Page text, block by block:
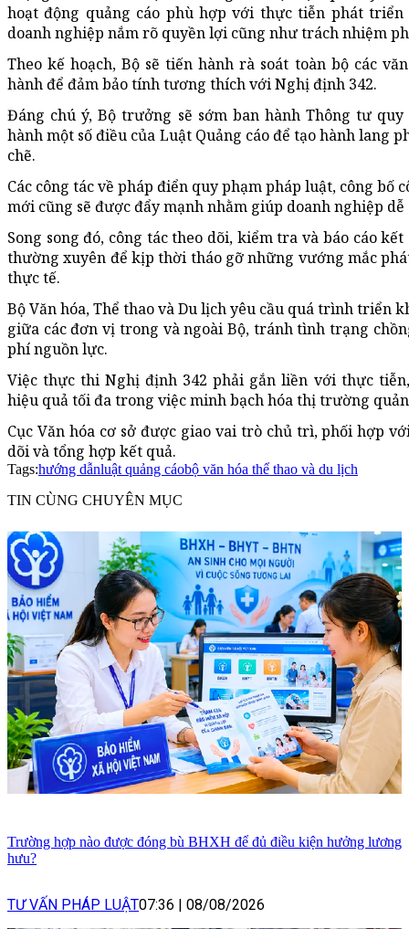
hoạt động quảng cáo phù hợp với thực tiễn phát
doanh nghiệp nắm rõ quyền lợi cũng như trách nhiệm
Theo kế hoạch, Bộ sẽ tiến hành rà soát toàn bộ các
hành để đảm bảo tính tương thích với Nghị định 342.
Đáng chú ý, Bộ trưởng sẽ sớm ban hành Thông tư
hành một số điều của Luật Quảng cáo để tạo hành lang
chẽ.
Các công tác về pháp điển quy phạm pháp luật, công bố
mới cũng sẽ được đẩy mạnh nhằm giúp doanh nghiệp
Song song đó, công tác theo dõi, kiểm tra và báo cáo
thường xuyên để kịp thời tháo gỡ những vướng mắc
thực tế.
Bộ Văn hóa, Thể thao và Du lịch yêu cầu quá trình triển
giữa các đơn vị trong và ngoài Bộ, tránh tình trạng
phí nguồn lực.
Việc thực thi Nghị định 342 phải gắn liền với thực
hiệu quả tối đa trong việc minh bạch hóa thị trường
Cục Văn hóa cơ sở được giao vai trò chủ trì, phối hợp
dõi và tổng hợp kết quả.
Tags:hướng dẫnluật quảng cáobộ văn hóa thể thao và du lịch
TIN CÙNG CHUYÊN MỤC
Trường hợp nào được đóng bù BHXH để đủ điều kiện hưởng lương
hưu?
TƯ VẤN PHÁP LUẬT07:36 08/08/2026